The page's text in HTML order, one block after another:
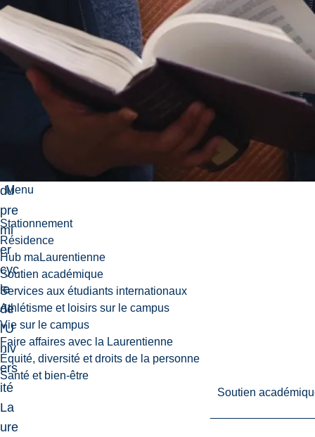
Menu
Stationnement
Résidence
Hub maLaurentienne
Soutien académique
Services aux étudiants internationaux
Athlétisme et loisirs sur le campus
Vie sur le campus
Faire affaires avec la Laurentienne
Équité, diversité et droits de la personne
Santé et bien-être
Soutien
dip
me
du
pre
mi
er
cyc
le
de
l'U
niv
ers
ité
La
ure